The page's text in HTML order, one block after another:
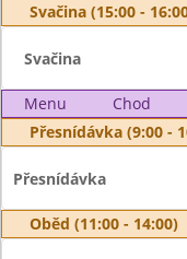
Svačina (15:00 -
Svačina
Menu Chod
Přesnídávka (9:00 -
Přesnídávka
Oběd (11:00 - 14:00)